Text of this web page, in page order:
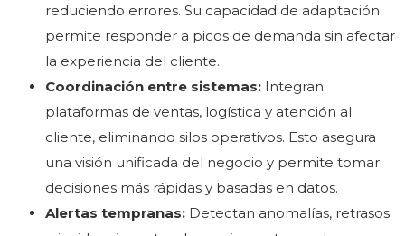
reduciendo errores. Su capacidad de adaptación
permite responder a picos de demanda sin afectar
la experiencia del cliente.
Coordinación entre sistemas: Integran
plataformas de ventas, logística y atención al
cliente, eliminando silos operativos. Esto asegura
una visión unificada del negocio y permite tomar
decisiones más rápidas y basadas en datos.
Alertas tempranas: Detectan anomalías, retrasos